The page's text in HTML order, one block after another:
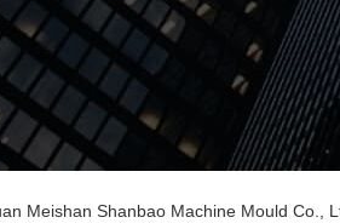
Meishan Shanbao Machine Mould Co.,